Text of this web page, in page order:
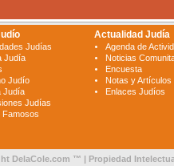
Judías
Judía
Judío
Judía
Judías
Actualidad Judía
Agenda de
Noticias
Encuesta
Notas y Artículos
Enlaces Judíos
DelaCole.com ™ | Propiedad